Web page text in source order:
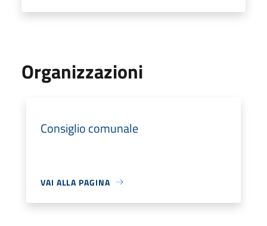
Organizzazioni
Consiglio comunale
VAI ALLA PAGINA